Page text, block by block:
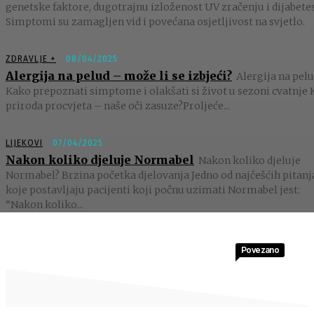
genetske faktore, dugotrajnu izloženost UV zračenju i
Simptomi su zamagljen vid i povećana osjetljivost na svjetlo.
ZDRAVLJE + 08/04/2025
Alergija na pelud – može li se izbjeći? Alergija na
Kako prepoznati simptome i olakšati si život u sezoni cvatnje
priroda procvjeta – naše oči zasuze?Proljeće...
LIJEKOVI 07/04/2025
Nakon koliko djeluje Normabel Nakon koliko djeluje
Normabel? Brzina početka djelovanja Jedno od najčešćih
koje postavljaju pacijenti koji počnu uzimati Normabel jest:
“Nakon koliko...
Povezano